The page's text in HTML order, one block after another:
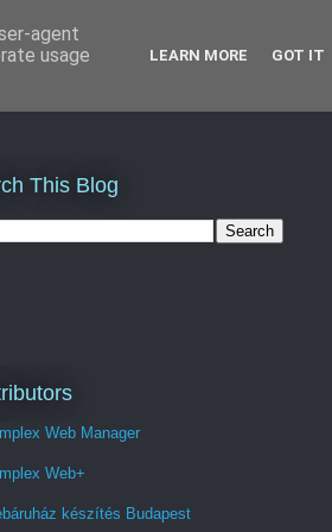
This Blog
Web Manager
Web+
készítés Budapest
agent
usage
LEARN MORE GOT IT